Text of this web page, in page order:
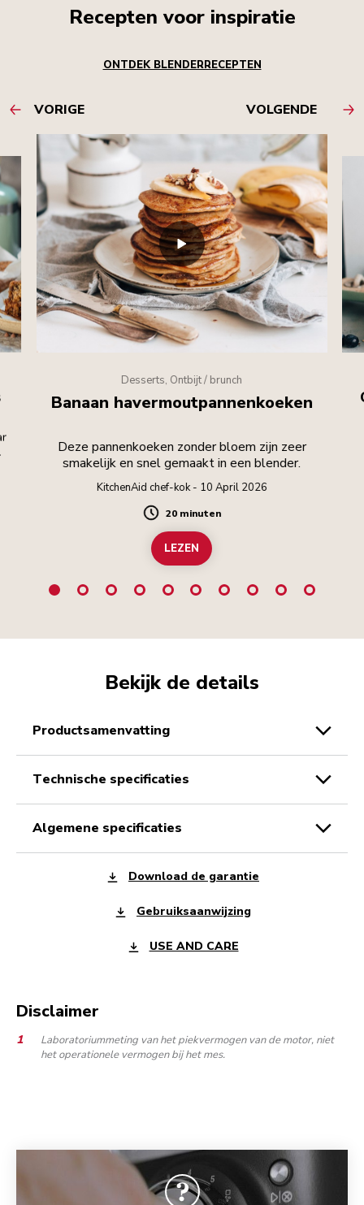
Recepten voor inspiratie
ONTDEK BLENDERRECEPTEN
VORIGE VOLGENDE
Desserts, Ontbijt / brunch
Banaan havermoutpannenkoeken
Deze pannenkoeken zonder bloem zijn zeer
smakelijk en snel gemaakt in een blender.
KitchenAid chef-kok - 10 April 2026
Duration
20 minuten
LEZEN
Bekijk de details
productsamenvatting
technische specificaties
algemene specificaties
Download de garantie
Gebruiksaanwijzing
USE AND CARE
Disclaimer
Laboratoriummeting van het piekvermogen van de motor, niet
het operationele vermogen bij het mes.